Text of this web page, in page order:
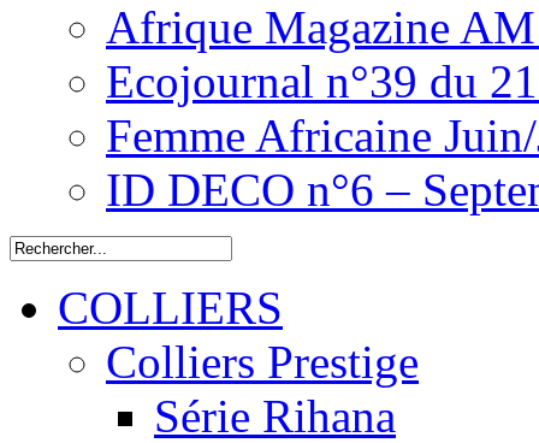
Afrique Magazine
Ecojournal n°39 du
Femme Africaine
ID DECO n°6 –
COLLIERS
Colliers Prestige
Série Rihana